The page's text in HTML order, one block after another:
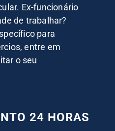
Ex-funcionário
de trabalhar?
para
entre em
o seu
24 HORAS